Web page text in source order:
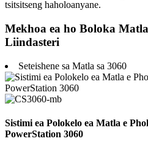
tsitsitseng haholoanyane.
Mekhoa ea ho Boloka
Liindasteri
Seteishene sa Matla sa 3060
Sistimi ea Polokelo ea Matla e
PowerStation 3060